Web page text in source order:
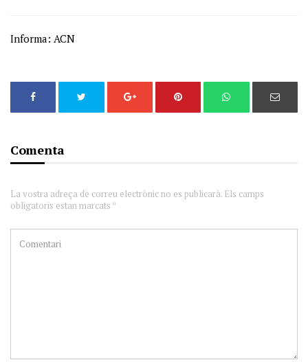
Informa: ACN
Comenta
La vostra adreça de correu electrònic no es publicarà. Els camps
obligatoris estan marcats *